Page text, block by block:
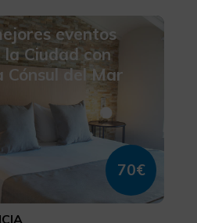
eventos
Ciudad con
Cónsul del Mar
70€